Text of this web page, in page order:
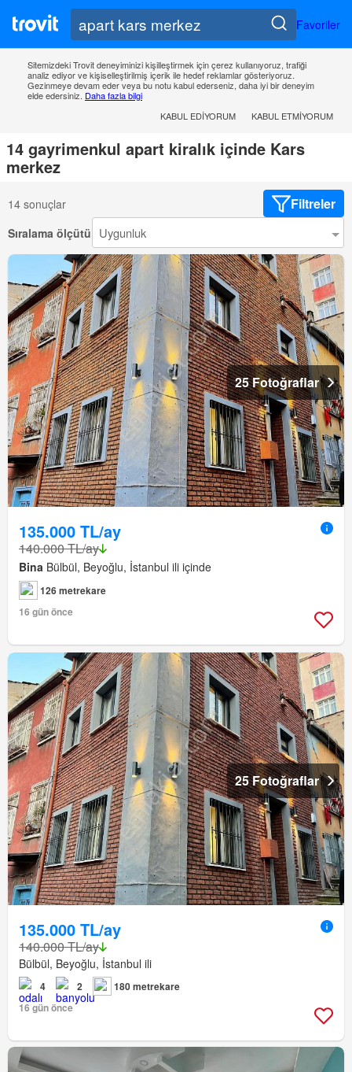
Favoriler
Sitemizdeki Trovit deneyiminizi kişilleştirmek için çerez kullanıyoruz, trafiği
analiz ediyor ve kişiselleştirilmiş içerik ile hedef reklamlar gösteriyoruz.
Gezinmeye devam eder veya bu notu kabul ederseniz, daha iyi bir deneyim
elde edersiniz. Daha fazla bilgi
KABUL EDIYORUM
KABUL ETMIYORUM
14 gayrimenkul apart kiralık içinde Kars
merkez
14 sonuçlar Filtreler
Sıralama ölçütü
25 Fotoğraflar
135.000 TL/ay
140.000 TL/ay
Bina Bülbül, Beyoğlu, İstanbul ili içinde
126 metrekare
16 gün önce
25 Fotoğraflar
135.000 TL/ay
140.000 TL/ay
Bülbül, Beyoğlu, İstanbul ili
4 2
180 metrekare
16 gün önce